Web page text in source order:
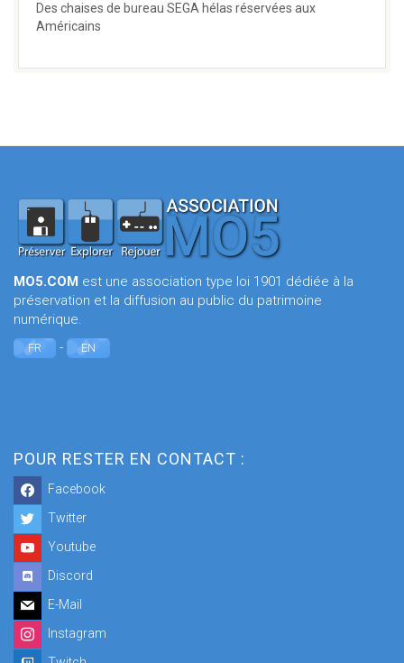
Des chaises de bureau SEGA hélas réservées aux
Américains
MO5.COM est une association type loi 1901 dédiée à la
préservation et la diffusion au public du patrimoine
numérique.
FR - EN
POUR RESTER EN CONTACT :
Facebook
Twitter
Youtube
Discord
E-Mail
Instagram